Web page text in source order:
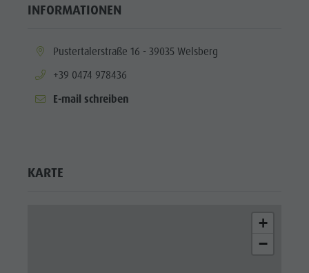
INFORMATIONEN
aria.location:
Pustertalerstraße 16 - 39035 Welsberg
aria.phone:
+39 0474 978436
E-mail schreiben
KARTE
+
−